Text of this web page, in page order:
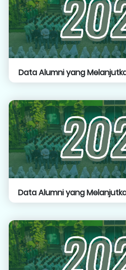
Data Alumni yang
Data Alumni yang